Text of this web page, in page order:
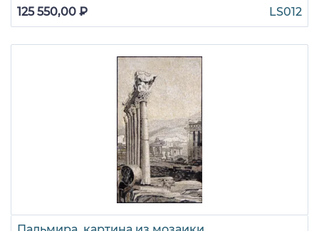
125 550,00 ₽
LS012